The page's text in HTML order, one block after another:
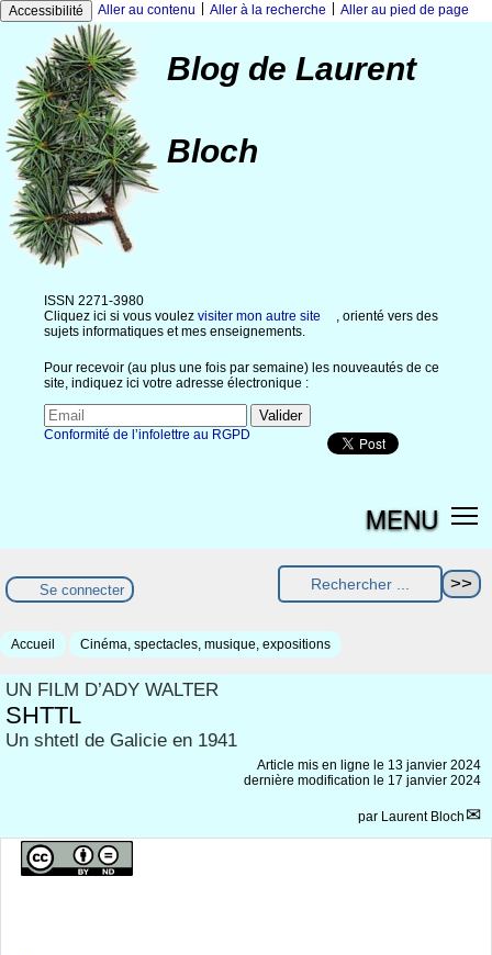
Accessibilité Aller au contenu Aller à la recherche Aller au pied de page
Blog de Laurent
Bloch
ISSN 2271-3980
Cliquez ici si vous voulez visiter mon autre site
, orienté vers des
sujets informatiques et mes enseignements.
Pour recevoir (au plus une fois par semaine) les nouveautés de ce
site, indiquez ici votre adresse électronique :
Conformité de l’infolettre au RGPD
MENU
Se connecter
Accueil Cinéma, spectacles, musique, expositions
UN FILM D’ADY WALTER
SHTTL
Un shtetl de Galicie en 1941
Article mis en ligne le 13 janvier 2024
dernière modification le 17 janvier 2024
par Laurent Bloch